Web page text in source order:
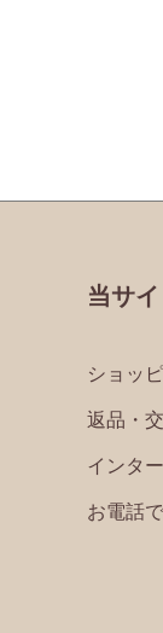
当サ
ショッ
返品・
インタ
お電話